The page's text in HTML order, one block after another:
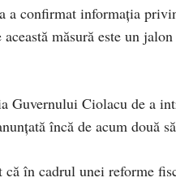
a confirmat informația
măsură este un
Guvernului Ciolacu de a
încă de acum două
în cadrul unei reforme